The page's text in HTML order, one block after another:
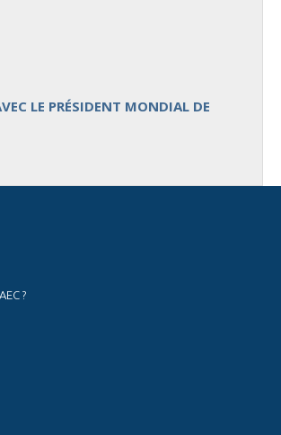
LE PRÉSIDENT MONDIAL DE
?